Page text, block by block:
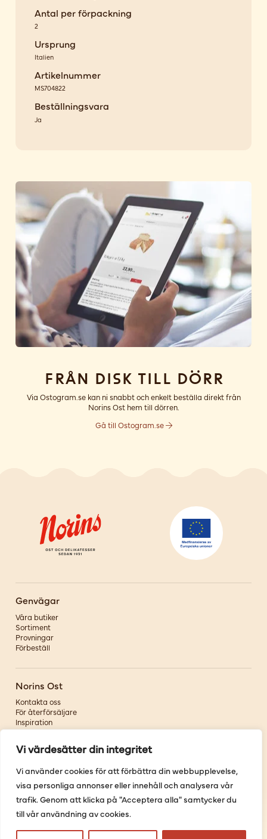
Vi värdesätter din integritet
Vi använder cookies för att förbättra din webbupplevelse,
visa personliga annonser eller innehåll och analysera vår
trafik. Genom att klicka på "Acceptera alla" samtycker du
till vår användning av cookies.
Antal per förpackning
2
Ursprung
Italien
Artikelnummer
MS704822
Beställningsvara
Ja
Från disk till dörr
Via Ostogram.se kan ni snabbt och enkelt beställa direkt från
Norins Ost hem till dörren.
Gå till Ostogram.se
Genvägar
Våra butiker
Sortiment
Provningar
Förbeställ
Norins Ost
Kontakta oss
För återförsäljare
Inspiration
Om oss
Följ oss
Facebook
Instagram
Youtube